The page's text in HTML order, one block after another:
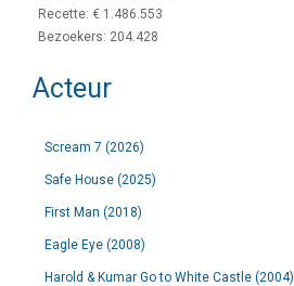
Recette: € 1.486.553
Bezoekers: 204.428
Acteur
Scream 7 (2026)
Safe House (2025)
First Man (2018)
Eagle Eye (2008)
Harold & Kumar Go to White Castle (2004)